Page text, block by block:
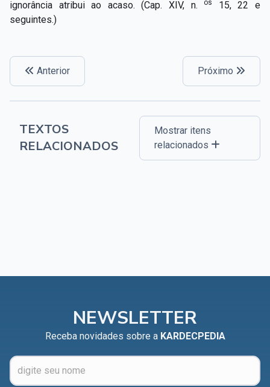
ignorância atribui ao acaso. (Cap. XIV, n. os
15, 22 e
seguintes.)
Anterior Próximo
TEXTOS
RELACIONADOS
Mostrar itens
relacionados
NEWSLETTER
Receba novidades sobre a KARDECPEDIA